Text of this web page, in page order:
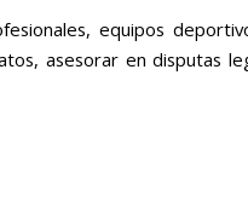
equipos
asesorar en disputas